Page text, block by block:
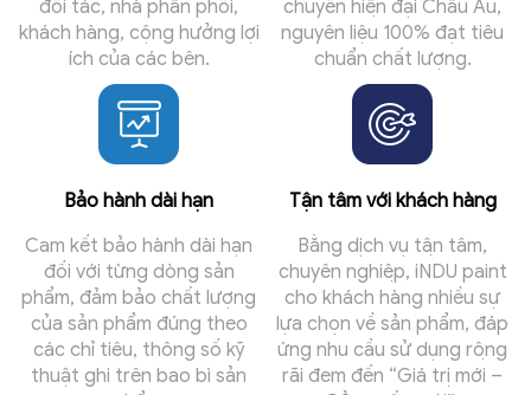
đối tác, nhà phân phối,
khách hàng, cộng hưởng lợi
ích của các bên.
chuyền hiện đại Châu Âu,
nguyên liệu 100% đạt tiêu
chuẩn chất lượng.
Bảo hành dài hạn
Cam kết bảo hành dài hạn
đối với từng dòng sản
phẩm, đảm bảo chất lượng
của sản phẩm đúng theo
các chỉ tiêu, thông số kỹ
thuật ghi trên bao bì sản
Tận tâm với khách hàng
Bằng dịch vụ tận tâm,
chuyên nghiệp, iNDU paint
cho khách hàng nhiều sự
lựa chọn về sản phẩm, đáp
ứng nhu cầu sử dụng rộng
rãi đem đến “Giá trị mới –